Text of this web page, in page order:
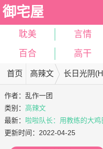
御宅屋
耽美 言情
百合
高干
首页 高辣文 长日光阴
作者：乱作一团
类别：高辣文
最新： 啦啦队长：用教练的大鸡
磨屄高潮
更新时间： 2022-04-25